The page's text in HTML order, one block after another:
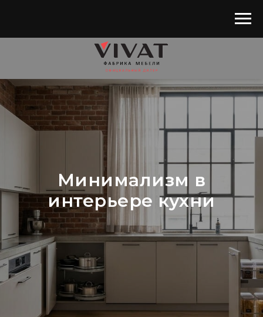
Минимализм в
интерьере кухни